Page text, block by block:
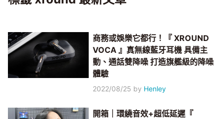
商務或娛樂它都行！『 XROUND
VOCA 』真無線藍牙耳機 具備主
動、通話雙降噪 打造旗艦級的降噪
體驗
2022/08/25 by Henley
開箱｜環繞音效+超低延遲『